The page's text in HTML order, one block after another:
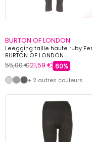
BURTON OF LONDON
Leegging taille haute ruby
BURTON OF LONDON
55,00 €21,59 € 60%
+ 2 autres couleurs